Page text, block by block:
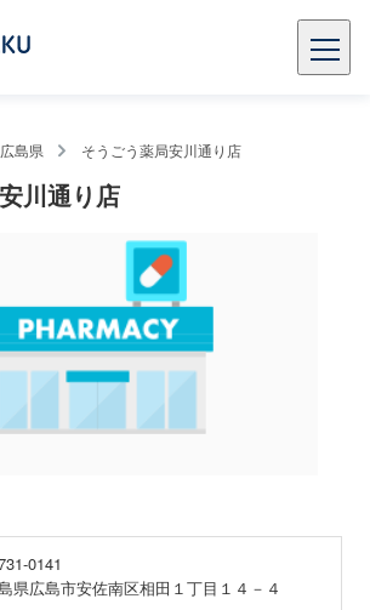
広島県 そうごう薬局安川通り店
川通り店
0141
県広島市安佐南区相田１丁目１４－４